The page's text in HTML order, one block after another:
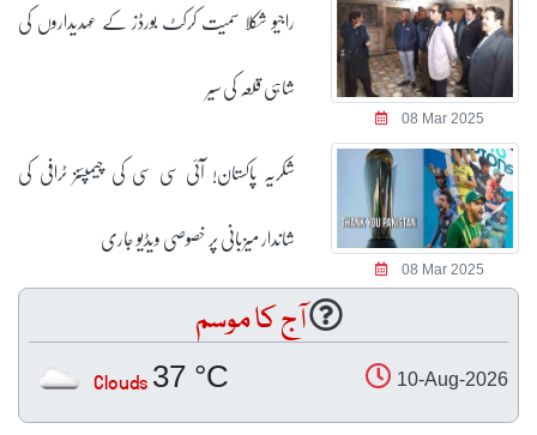
08 Mar 2025
راجیو شکلا سمیت کرکٹ بورڈز کے عہدیداروں کی
شاہی قلعہ کی سیر
08 Mar 2025
شکریہ پاکستان! آئی سی سی کی چیمپئنز ٹرافی کی
شاندار میزبانی پر خصوصی ویڈیو جاری
آج کا موسم
10-Aug-2026
37 °C
Clouds